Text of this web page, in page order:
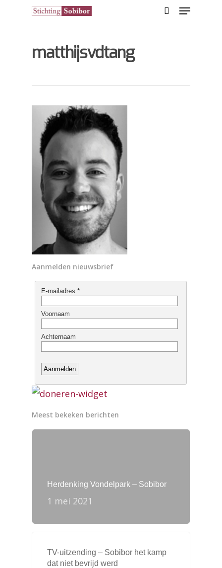
Hit enter to search or ESC to close
matthijsvdtang
Aanmelden nieuwsbrief
Meest bekeken berichten
Herdenking Vondelpark – Sobibor
1 mei 2021
TV-uitzending – Sobibor het kamp
dat niet bevrijd werd